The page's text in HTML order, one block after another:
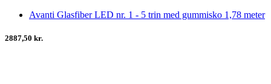
Avanti Glasfiber LED nr. 1 - 5 trin med gummisko 1,78 meter
2887,50 kr.